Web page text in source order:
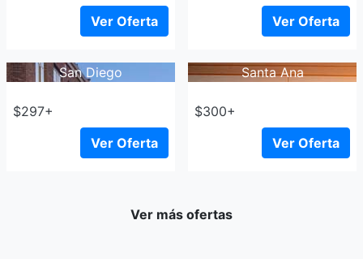
Ver Oferta
Ver Oferta
San Diego
$297+
Ver Oferta
Santa Ana
$300+
Ver Oferta
Ver más ofertas